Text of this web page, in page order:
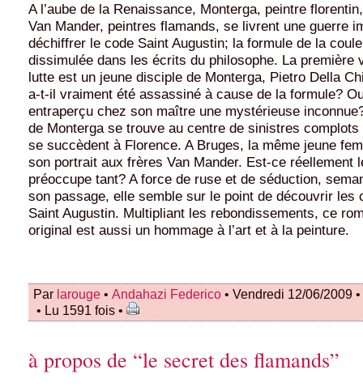
A l’aube de la Renaissance, Monterga, peintre
Van Mander, peintres flamands, se livrent une guerre
déchiffrer le code Saint Augustin; la formule de la
dissimulée dans les écrits du philosophe. La première
lutte est un jeune disciple de Monterga, Pietro Della
a-t-il vraiment été assassiné à cause de la formule?
entraperçu chez son maître une mystérieuse
de Monterga se trouve au centre de sinistres
se succèdent à Florence. A Bruges, la même jeune
son portrait aux frères Van Mander. Est-ce réellement
préoccupe tant? A force de ruse et de séduction,
son passage, elle semble sur le point de découvrir les
Saint Augustin. Multipliant les rebondissements, ce
original est aussi un hommage à l’art et à la peinture.
Par larouge • Andahazi Federico • Vendredi 12/06/2009 •
• Lu 1591 fois •
à propos de “le secret des flamands”